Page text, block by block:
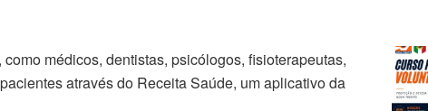
médicos, dentistas, psicólogos, fisioterapeutas,
através do Receita Saúde, um aplicativo da